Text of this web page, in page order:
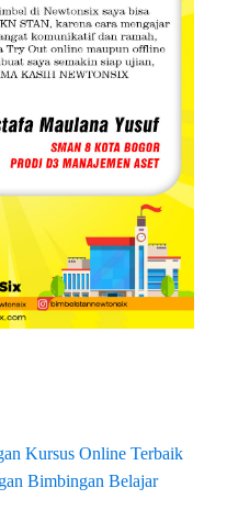
Kursus Online Terbaik
Bimbingan Belajar